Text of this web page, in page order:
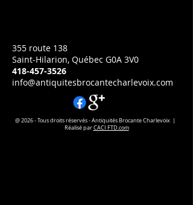
355 route 138
Saint-Hilarion, Québec G0A 3V0
418-457-3526
info@antiquitesbrocantecharlevoix.com
@ 2026 - Tous droits réservés - Antiquités Brocante Charlevoix |
Réalisé parCACI FTD.com